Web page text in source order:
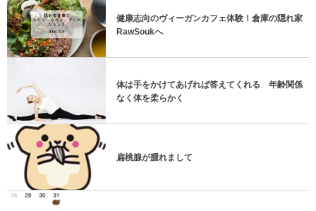
健康志向のヴィーガンカフェ体験！倉庫の隠れ家
RawSoukへ
体は手をかけてあげれば答えてくれる 年齢関係
なく体を柔らかく
扁桃腺が腫れまして